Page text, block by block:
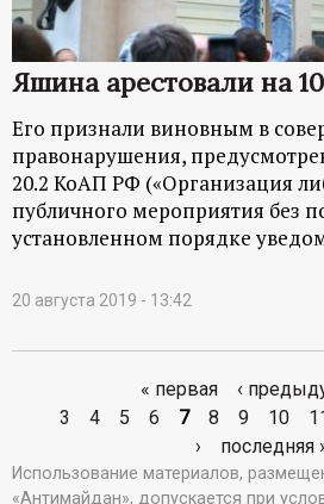
Яшина арестовали на
Его признали виновным в
правонарушения,
20.2 КоАП РФ («Организация
публичного мероприятия без
установленном порядке
20 августа 2019 - 13:42
т
« первая ‹
3
4 5 6 7 8 9 10
›
последняя
Использование материалов,
«Антимайдан», допускается при